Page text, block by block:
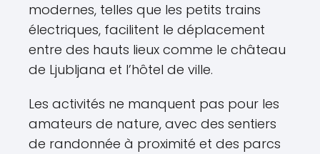
modernes, telles que les petits trains
électriques, facilitent le déplacement
entre des hauts lieux comme le château
de Ljubljana et l’hôtel de ville.
Les activités ne manquent pas pour les
amateurs de nature, avec des sentiers
de randonnée à proximité et des parcs